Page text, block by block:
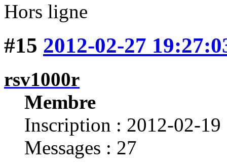
Hors ligne
#15 2012-02-27
rsv1000r
Membre
Inscription : 2012-02-19
Messages : 27